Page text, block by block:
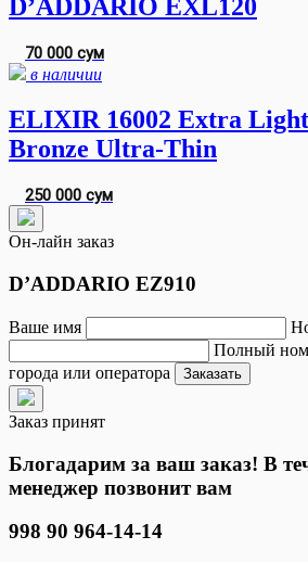
D’ADDARIO EXL120
70 000 сум
в наличии
ELIXIR 16002 Extra
Bronze Ultra-Thin
250 000 сум
Он-лайн заказ
D’ADDARIO EZ910
Ваше имя
Полный
города или оператора
Заказать
Заказ принят
Блогадарим за ваш заказ! В
менеджер позвонит вам
998 90 964-14-14